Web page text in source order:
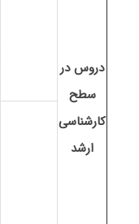
دروس در
سطح
کارشناسی
ارشد